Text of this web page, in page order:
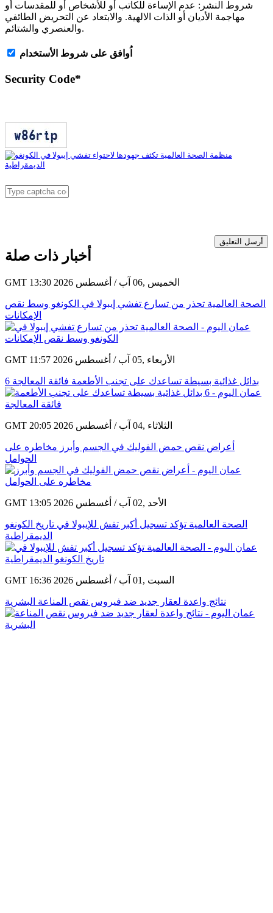
شروط النشر: عدم الإساءة للكاتب أو للأشخاص أو للمقدسات أو
مهاجمة الأديان أو الذات الالهية. والابتعاد عن التحريض الطائفي
والعنصري والشتائم.
اُوافق على شروط الأستخدام
Security Code*
أرسل التعليق
أخبار ذات صلة
GMT 13:30 2026 الخميس ,06 آب / أغسطس
الصحة العالمية تحذر من تسارع تفشي إيبولا في الكونغو وسط نقص
الإمكانات
GMT 11:57 2026 الأربعاء ,05 آب / أغسطس
6 بدائل غذائية بسيطة تساعدك على تجنب الأطعمة فائقة المعالجة
GMT 20:05 2026 الثلاثاء ,04 آب / أغسطس
أعراض نقص حمض الفوليك في الجسم وأبرز مخاطره على
الحوامل
GMT 13:05 2026 الأحد ,02 آب / أغسطس
الصحة العالمية تؤكد تسجيل أكبر تفش للإيبولا في تاريخ الكونغو
الديمقراطية
GMT 16:36 2026 السبت ,01 آب / أغسطس
نتائج واعدة لعقار جديد ضد فيروس نقص المناعة البشرية